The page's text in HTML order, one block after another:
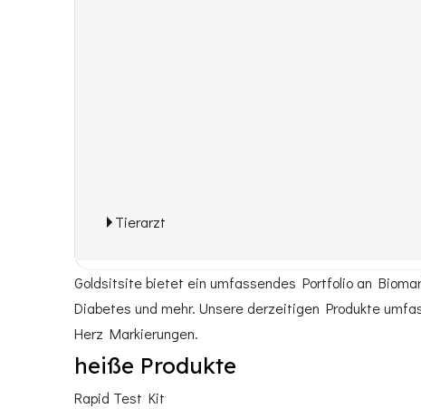
Tierarzt
Goldsitsite bietet ein umfassendes Portfolio an
Diabetes und mehr. Unsere derzeitigen Produkte
Herz Markierungen.
heiße Produkte
Rapid Test Kit